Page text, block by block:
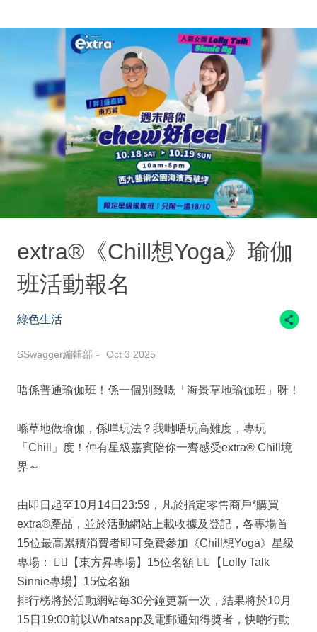
extra®《Chill想Yoga》瑜伽
班活動報名
綠色生活
SSwagger編輯部 Oct 3 2025
唔係普通瑜伽班！係一個別致嘅「海景草地瑜伽班」呀！
喺草地做瑜伽，係咩玩法？我哋唔玩高難度，專玩
「Chill」度！仲有星級嘉賓陪你一齊感受extra® Chill境
界～
由即日起至10月14日23:59，凡於指定零售商戶*購買
extra®產品，並於活動網站上載收據及登記，各專場首
15位最高累積消費者即可免費參加《Chill想Yoga》星級
專場： 🧘‍♂【東方昇專場】15位名額 🧘‍♀【Lolly Talk
Sinnie專場】15位名額
排行榜將於活動網站每30分鐘更新一次，結果將於10月
15日19:00前以Whatsapp及電郵通知得獎者，快啲行動